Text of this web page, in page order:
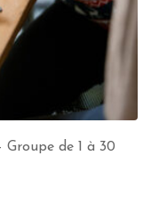
de 1 à 30